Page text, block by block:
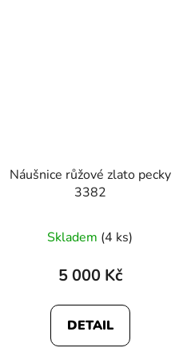
Náušnice růžové zlato pecky
3382
Skladem (4 ks)
5 000 Kč
DETAIL